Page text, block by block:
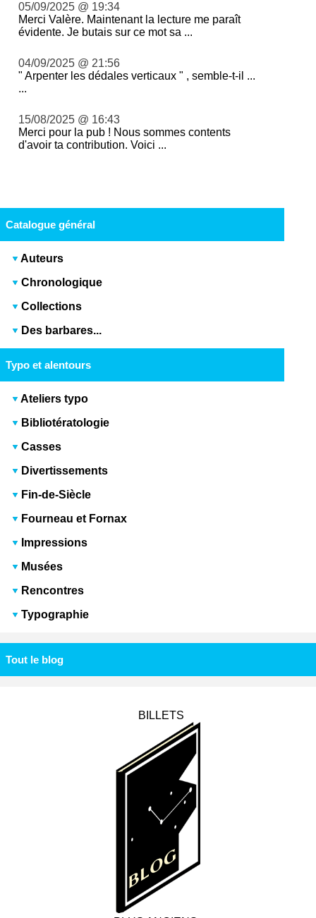
05/09/2025 @ 19:34
Merci Valère. Maintenant la lecture me paraît
évidente. Je butais sur ce mot sa ...
04/09/2025 @ 21:56
" Arpenter les dédales verticaux " , semble-t-il ...
...
15/08/2025 @ 16:43
Merci pour la pub ! Nous sommes contents
d'avoir ta contribution. Voici ...
Catalogue général
Auteurs
Chronologique
Collections
Des barbares...
Typo et alentours
Ateliers typo
Bibliotératologie
Casses
Divertissements
Fin-de-Siècle
Fourneau et Fornax
Impressions
Musées
Rencontres
Typographie
Tout le blog
BILLETS